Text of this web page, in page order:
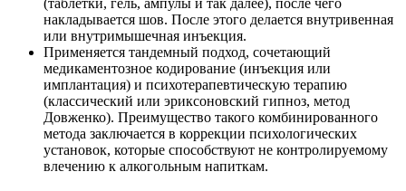
накладывается шов. После этого делается внутривенная
или внутримышечная инъекция.
Применяется тандемный подход, сочетающий
медикаментозное кодирование (инъекция или
имплантация) и психотерапевтическую терапию
(классический или эриксоновский гипноз, метод
Довженко). Преимущество такого комбинированного
метода заключается в коррекции психологических
установок, которые способствуют не контролируемому
влечению к алкогольным напиткам.